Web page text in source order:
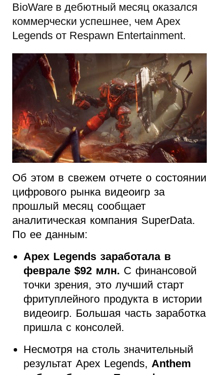
BioWare в дебютный месяц оказался
коммерчески успешнее, чем Apex
Legends от Respawn Entertainment.
Об этом в свежем отчете о состоянии
цифрового рынка видеоигр за
прошлый месяц сообщает
аналитическая компания SuperData.
По ее данным:
Apex Legends заработала в
феврале $92 млн. С финансовой
точки зрения, это лучший старт
фритуплейного продукта в истории
видеоигр. Большая часть заработка
пришла с консолей.
Несмотря на столь значительный
результат Apex Legends, Anthem